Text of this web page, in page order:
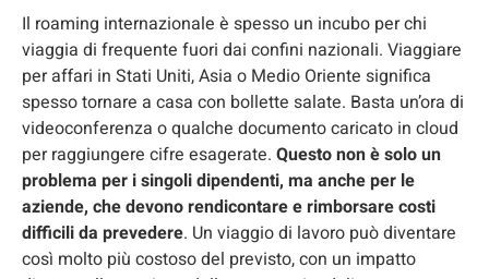
Il roaming internazionale è spesso un incubo per chi
viaggia di frequente fuori dai confini nazionali. Viaggiare
per affari in Stati Uniti, Asia o Medio Oriente significa
spesso tornare a casa con bollette salate. Basta un’ora di
videoconferenza o qualche documento caricato in cloud
per raggiungere cifre esagerate. Questo non è solo un
problema per i singoli dipendenti, ma anche per le
aziende, che devono rendicontare e rimborsare costi
difficili da prevedere. Un viaggio di lavoro può diventare
così molto più costoso del previsto, con un impatto